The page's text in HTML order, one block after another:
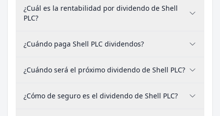
¿Cuál es la rentabilidad por dividendo de Shell
PLC?
¿Cuándo paga Shell PLC dividendos?
¿Cuándo será el próximo dividendo de Shell PLC?
¿Cómo de seguro es el dividendo de Shell PLC?